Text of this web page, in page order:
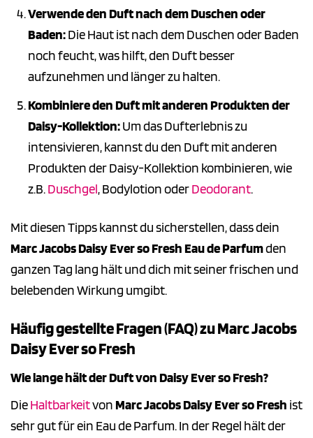
Verwende den Duft nach dem Duschen oder
Baden:Die Haut ist nach dem Duschen oder Baden
noch feucht, was hilft, den Duft besser
aufzunehmen und länger zu halten.
Kombiniere den Duft mit anderen Produkten der
Daisy-Kollektion:Um das Dufterlebnis zu
intensivieren, kannst du den Duft mit anderen
Produkten der Daisy-Kollektion kombinieren, wie
z.B.Duschgel, Bodylotion oderDeodorant.
Mit diesen Tipps kannst du sicherstellen, dass dein
Marc Jacobs Daisy Ever so Fresh Eau de Parfumden
ganzen Tag lang hält und dich mit seiner frischen und
belebenden Wirkung umgibt.
Häufig gestellte Fragen (FAQ) zu Marc Jacobs
Daisy Ever so Fresh
Wie lange hält der Duft von Daisy Ever so Fresh?
DieHaltbarkeitvonMarc Jacobs Daisy Ever so Fresh ist
sehr gut für ein Eau de Parfum. In der Regel hält der